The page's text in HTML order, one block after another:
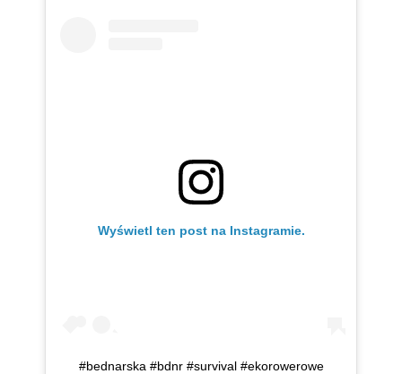
Wyświetl ten post na Instagramie.
#bednarska #bdnr #survival #ekorowerowe